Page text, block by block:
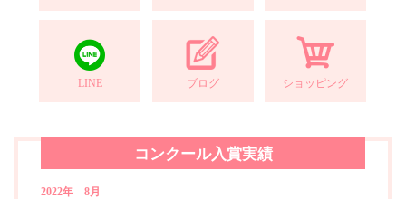
LINE ブログ ショッピング
コンクール入賞実績
2022年 8月